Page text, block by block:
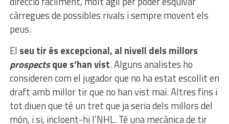
càrregues de possibles rivals i sempre movent els
peus.
El seu tir és excepcional, al nivell dels millors
prospectsque s’han vist. Alguns analistes ho
consideren com el jugador que no ha estat escollit en
draft amb millor tir que no han vist mai. Altres fins i
tot diuen que té un tret que ja seria dels millors del
món, i si, incloent-hi l’NHL. Té una mecànica de tir